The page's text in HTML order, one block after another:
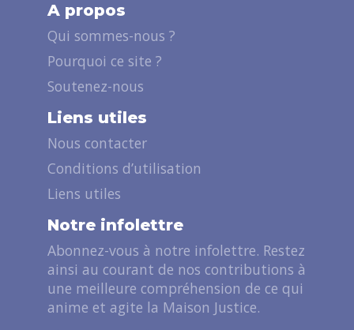
A propos
Qui sommes-nous ?
Pourquoi ce site ?
Soutenez-nous
Liens utiles
Nous contacter
Conditions d’utilisation
Liens utiles
Notre infolettre
Abonnez-vous à notre infolettre. Restez
ainsi au courant de nos contributions à
une meilleure compréhension de ce qui
anime et agite la Maison Justice.